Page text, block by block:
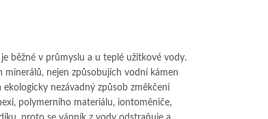
je běžné v průmyslu a u teplé užitkové vody.
minerálů, nejen způsobujích vodní kámen
nezávadný způsob změkčení
polymerního materiálu, iontoměniče,